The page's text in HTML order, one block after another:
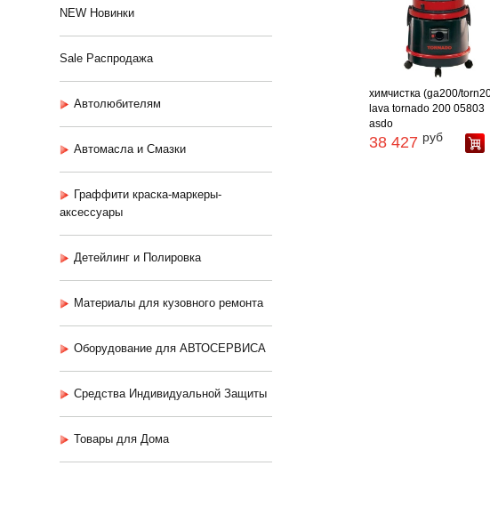
NEW Новинки
Sale Распродажа
Автолюбителям
Автомасла и Смазки
Граффити краска-маркеры-
аксессуары
Детейлинг и Полировка
Материалы для кузовного ремонта
Оборудование для АВТОСЕРВИСА
Средства Индивидуальной Защиты
Товары для Дома
химчистка (ga200/
lava tornado 200 05803
asdo
38 427 руб